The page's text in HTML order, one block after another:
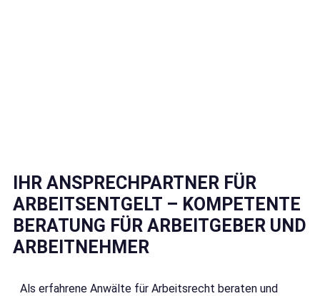
IHR ANSPRECHPARTNER FÜR
ARBEITSENTGELT – KOMPETENTE
BERATUNG FÜR ARBEITGEBER UND
ARBEITNEHMER
Als erfahrene Anwälte für Arbeitsrecht beraten und